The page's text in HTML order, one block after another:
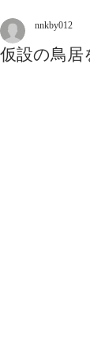
仮設の鳥居
nnkby012